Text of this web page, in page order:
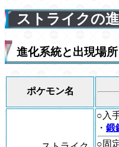
ストライクの
進化系統と出現場所
ポケモン名
○入
・ 鍛
○固